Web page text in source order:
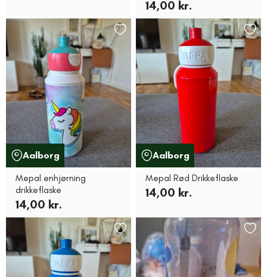
14,00 kr.
Aalborg
Mepal enhjørning
drikkeflaske
14,00 kr.
Aalborg
Mepal Rød Drikkeflaske
14,00 kr.